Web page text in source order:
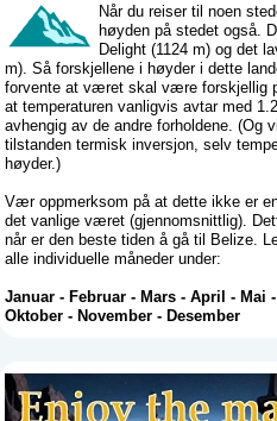
Når du reiser til noen
høyden på stedet også.
Delight (1124 m) og det
m). Så forskjellene i høyder i dette
forvente at været skal være forskjellig
at temperaturen vanligvis avtar med
avhengig av de andre forholdene. (Og
tilstanden termisk inversjon, selv
høyder.)
Vær oppmerksom på at dette ikke er
det vanlige været (gjennomsnittlig).
når er den beste tiden å gå til Belize.
alle individuelle måneder under:
Januar -Februar -Mars -April -Mai
Oktober -November -Desember